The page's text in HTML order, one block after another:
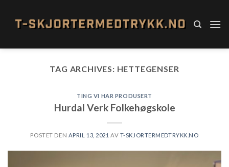
content
TAG ARCHIVES: HETTEGENSER
TING VI HAR PRODUSERT
Hurdal Verk Folkehøgskole
POSTET DEN APRIL 13, 2021 AV T-SKJORTERMEDTRYKK.NO